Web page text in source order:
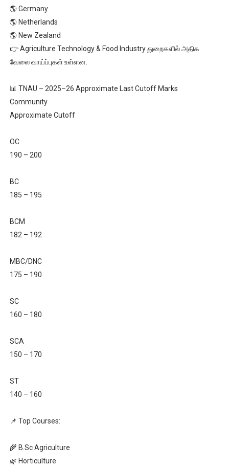
🌎 Germany
🌎 Netherlands
🌎 New Zealand
👉 Agriculture Technology & Food Industry துறைகளில் அதிக
வேலை வாய்ப்புகள் உள்ளன.
📊 TNAU – 2025–26 Approximate Last Cutoff Marks
Community
Approximate Cutoff
OC
190 – 200
BC
185 – 195
BCM
182 – 192
MBC/DNC
175 – 190
SC
160 – 180
SCA
150 – 170
ST
140 – 160
📌 Top Courses:
🌾 B.Sc Agriculture
🌿 Horticulture